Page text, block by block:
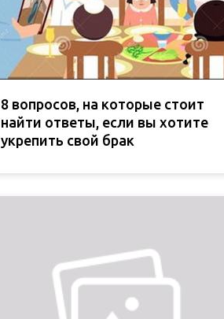
8 вопросов, на которые стоит
найти ответы, если вы хотите
укрепить свой брак